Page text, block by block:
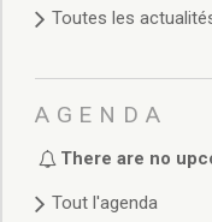
Toutes les
AGENDA
There are no
Tout l'agenda